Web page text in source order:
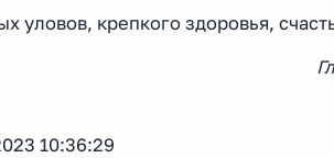
уловов, крепкого здоровья,
10:36:29